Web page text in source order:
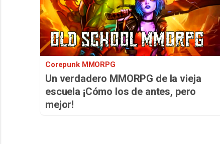
Corepunk MMORPG
Un verdadero MMORPG de la vieja
escuela ¡Cómo los de antes, pero
mejor!